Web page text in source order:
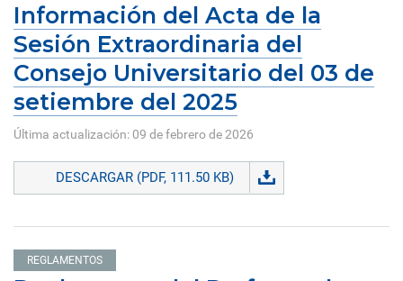
Información del Acta de la
Sesión Extraordinaria del
Consejo Universitario del 03 de
setiembre del 2025
Última actualización: 09 de febrero de 2026
DESCARGAR (PDF, 111.50 KB)
REGLAMENTOS